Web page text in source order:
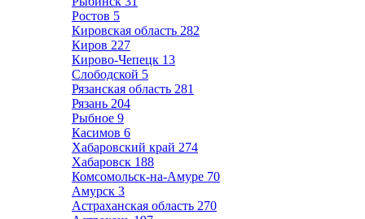
Ростов 5
Кировская область 282
Киров 227
Кирово-Чепецк 13
Слободской 5
Рязанская область 281
Рязань 204
Рыбное 9
Касимов 6
Хабаровский край 274
Хабаровск 188
Комсомольск-на-Амуре 70
Амурск 3
Астраханская область 270